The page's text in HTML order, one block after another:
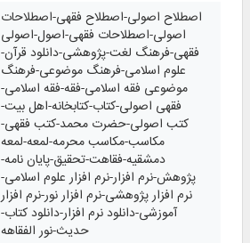
اصطلاح اصولی-اصطلاح فقهی-اصطلاحات
اصولی-اصطلاحات فقهی-اصول-اصولی
فقهی-فرهنگ لغت-پژوهشی-دانلود قرآن-
علوم اسلامی-فرهنگ موضوعی-فرهنگ
موضوعی فقه اسلامی-فقه-فقه اسلامی-
فقهی اصولی-کتاب-کتابخانه-اهل بیت-
کتب اصولی-حضرت محمد-کتب فقهی-
مکاسب-مکاسب محرمه-لمعه-لمعه
دمشقیه-فقاهت-تحقیق-پایان نامه-
پژوهش-نرم افزار-نرم افزار علوم اسلامی-
نرم افزار پژوهشی-نرم افزار نور-نرم افزار
آموزشی-دانلود نرم افزار-دانلود کتاب-
حدیث-نور الفقاهه